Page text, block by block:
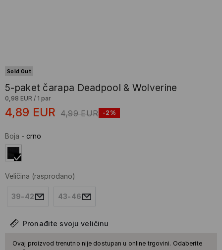
Sold Out
5-paket čarapa Deadpool & Wolverine
0,98 EUR / 1 par
4,89 EUR 4,99 EUR -2%
Boja - crno
Veličina (rasprodano)
39-42 43-46
Pronađite svoju veličinu
Ovaj proizvod trenutno nije dostupan u online trgovini. Odaberite